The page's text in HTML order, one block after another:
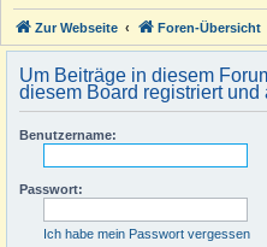
Zur Webseite Foren-Übersicht
Um Beiträge in diesem
diesem Board registriert und
Benutzername:
Passwort:
Ich habe mein Passwort vergessen